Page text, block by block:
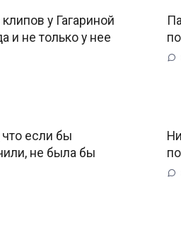
у Гагариной
и не только у нее
что если бы
не была бы